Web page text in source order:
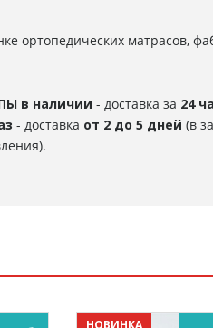
ортопедических матрасов,
в наличии - доставка за 24
- доставка от 2 до 5 дней (в